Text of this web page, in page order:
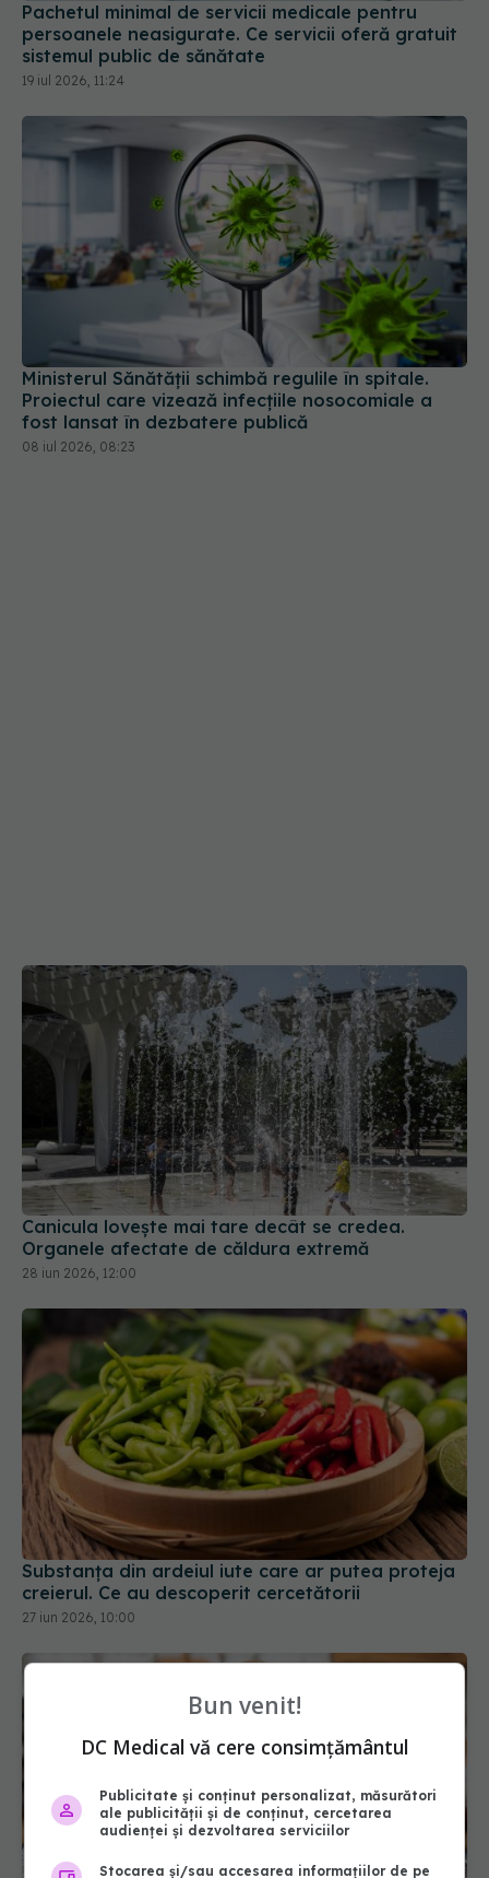
Pachetul minimal de servicii medicale pentru
persoanele neasigurate. Ce servicii oferă gratuit
sistemul public de sănătate
19 iul 2026, 11:24
Ministerul Sănătății schimbă regulile în spitale.
Proiectul care vizează infecțiile nosocomiale a
fost lansat în dezbatere publică
08 iul 2026, 08:23
Canicula lovește mai tare decât se credea.
Organele afectate de căldura extremă
28 iun 2026, 12:00
Substanța din ardeiul iute care ar putea proteja
creierul. Ce au descoperit cercetătorii
27 iun 2026, 10:00
Bun venit!
DC Medical vă cere consimțământul
Publicitate și conținut personalizat, măsurători
ale publicității și de conținut, cercetarea
audienței și dezvoltarea serviciilor
Stocarea și/sau accesarea informațiilor de pe